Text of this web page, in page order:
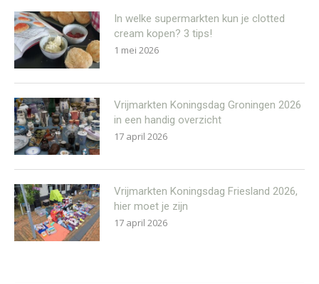
In welke supermarkten kun je clotted
cream kopen? 3 tips!
1 mei 2026
Vrijmarkten Koningsdag Groningen 2026
in een handig overzicht
17 april 2026
Vrijmarkten Koningsdag Friesland 2026,
hier moet je zijn
17 april 2026